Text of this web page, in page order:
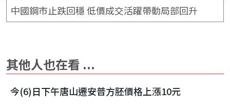
中國鋼市止跌回穩 低價成交活躍帶動局部回升
其他人也在看 ...
今(6)日下午唐山遷安普方胚價格上漲10元